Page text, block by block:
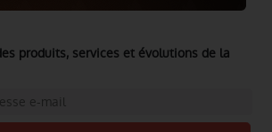
produits, services et évolutions de la